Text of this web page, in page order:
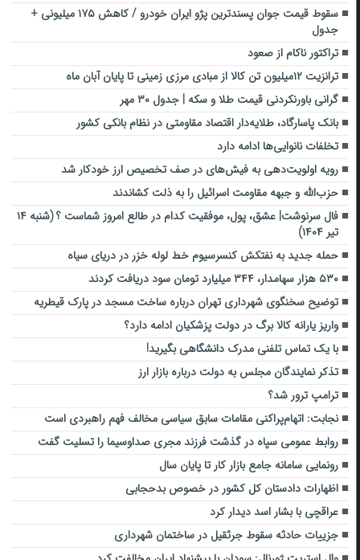
سقوط قیمت جوان پسندترین پژو ایران خودرو / کاهش ۱۷۵ میلیونی +
جدول
تراکتور ناکام از صعود
ترانزیت ۱۲میلیون تن کالا از مبادی مرزی زمینی تا پایان آبان‌ ماه
گرانی باورنکردنی قیمت طلا و سکه | جدول ۳۰ مهر
بانک پاسارگاد، طلایه‌دار اقتصاد مقاومتی در نظام بانکی کشور
تخلفات نانوایی‌ها ادامه دارد
رویه اولویت‌دهی به فیش‌های در صف تخصیص ارز خودکار شد
‌‌حزب‌الله و جبهه مقاومت اسرائیل را به ذلت ‌کشاندند
فال سرنوشت| عشق، پول، موفقیت کدام در طالع امروز شماست ؟ (شنبه ۱۴
تیر ۱۴۰۴)
حمله جدید به نفتکش کنسرسیوم خط لوله خزر در دریای سیاه
۵۳۰ هزار سهامدار، ۳۴۴ میلیارد تومان سود دریافت کردند
توضیح سخنگوی شهرداری تهران درباره ساخت مسجد در پارک قیطریه
واریز یارانه کالا برگ در دولت پزشکیان ادامه دارد؟
با یک تماس تلفنی مدرک دانشگاهی بگیرید!
تذکر نمایندگان مجلس به دولت درباره بازار ارز
ترامپ ترور شد؟
نجابت: اتهام‌پراکنی مقامات سابق سیاسی مخالف فهم راهبردی است
روابط عمومی سپاه در گذشت فرزند مجری صداوسیما را تسلیت گفت
رونمایی سامانه جامع بازار کار تا پایان سال
اظهارات دادستان کل کشور در خصوص بدحجابی
عراقچی با بشار اسد دیدار کرد
جزییات حادثه سقوط جرثقیل در ساختمان شهرداری